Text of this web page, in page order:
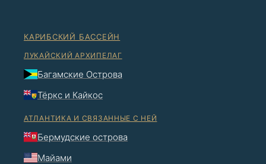
КАРИБСКИЙ БАССЕЙН
ЛУКАЙСКИЙ АРХИПЕЛАГ
Багамские Острова
Тёркс и Кайкос
АТЛАНТИКА И СВЯЗАННЫЕ С НЕЙ
Бермудские острова
Майами